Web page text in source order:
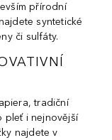
přírodní
syntetické
či sulfáty.
tradiční
pleť i nejnovější
najdete v